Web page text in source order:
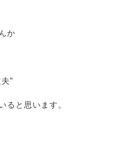
か
”
ると思います。